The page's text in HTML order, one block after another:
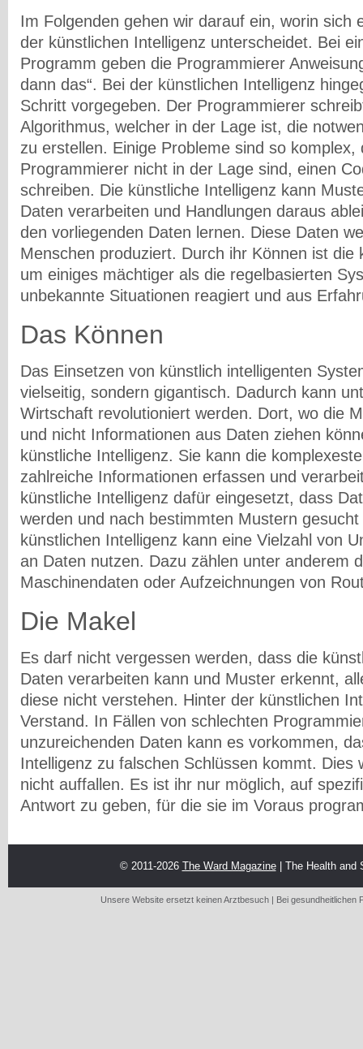
Im Folgenden gehen wir darauf ein, worin sich
der künstlichen Intelligenz unterscheidet. Bei
Programm geben die Programmierer
dann das“. Bei der künstlichen Intelligenz
Schritt vorgegeben. Der Programmierer
Algorithmus, welcher in der Lage ist, die
zu erstellen. Einige Probleme sind so komplex,
Programmierer nicht in der Lage sind, einen
schreiben. Die künstliche Intelligenz kann
Daten verarbeiten und Handlungen daraus
den vorliegenden Daten lernen. Diese Daten
Menschen produziert. Durch ihr Können ist die
um einiges mächtiger als die regelbasierten
unbekannte Situationen reagiert und aus
Das Können
Das Einsetzen von künstlich intelligenten
vielseitig, sondern gigantisch. Dadurch kann
Wirtschaft revolutioniert werden. Dort, wo die
und nicht Informationen aus Daten ziehen
künstliche Intelligenz. Sie kann die
zahlreiche Informationen erfassen und
künstliche Intelligenz dafür eingesetzt, dass
werden und nach bestimmten Mustern
künstlichen Intelligenz kann eine Vielzahl von
an Daten nutzen. Dazu zählen unter anderem
Maschinendaten oder Aufzeichnungen von
Die Makel
Es darf nicht vergessen werden, dass die
Daten verarbeiten kann und Muster erkennt,
diese nicht verstehen. Hinter der künstlichen
Verstand. In Fällen von schlechten
unzureichenden Daten kann es vorkommen,
Intelligenz zu falschen Schlüssen kommt. Dies
nicht auffallen. Es ist ihr nur möglich, auf
Antwort zu geben, für die sie im Voraus
© 2011-2026 The Ward Magazine| The Health and
Unsere Website ersetzt keinen Arztbesuch | Bei